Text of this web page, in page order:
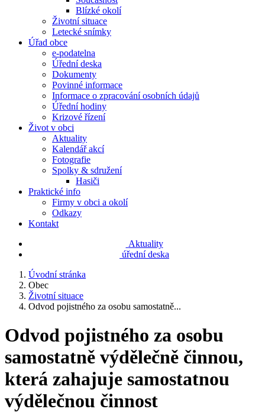
Blízké okolí
Životní situace
Letecké snímky
Úřad obce
e-podatelna
Úřední deska
Dokumenty
Povinné informace
Informace o zpracování osobních údajů
Úřední hodiny
Krizové řízení
Život v obci
Aktuality
Kalendář akcí
Fotografie
Spolky & sdružení
Hasiči
Praktické info
Firmy v obci a okolí
Odkazy
Kontakt
Aktuality
úřední deska
Úvodní stránka
Obec
Životní situace
Odvod pojistného za osobu samostatně...
Odvod pojistného za osobu
samostatně výdělečně činnou,
která zahajuje samostatnou
výdělečnou činnost